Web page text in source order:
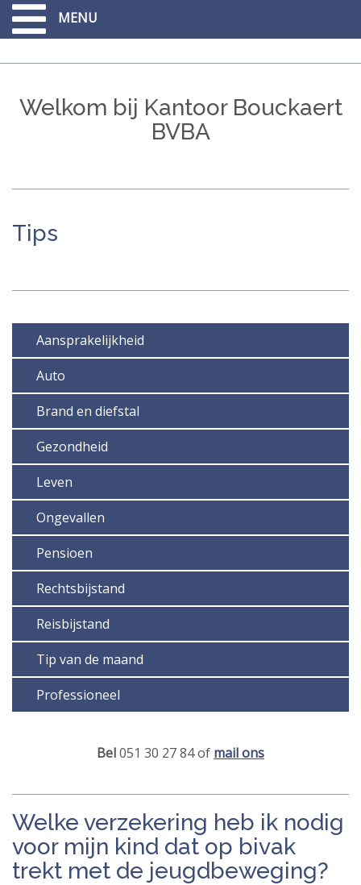
Overslaan
en
naar
de
gaan
MENU
Welkom bij Kantoor Bouckaert
BVBA
Tips
Aansprakelijkheid
Auto
Brand en diefstal
Gezondheid
Leven
Ongevallen
Pensioen
Rechtsbijstand
Reisbijstand
Tip van de maand
Professioneel
Bel051 30 27 84 of mail ons
Welke verzekering heb ik nodig
voor mijn kind dat op bivak
trekt met de jeugdbeweging?